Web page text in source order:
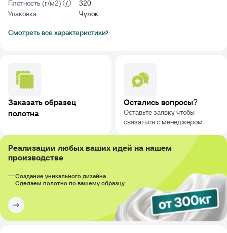
Плотность (г/м2)
320
Упаковка
Чулок
Смотреть все характеристики
Заказать образец
полотна
Остались вопросы?
Оставьте заявку чтобы
связаться с менеджером
Реализации любых ваших идей на нашем
производстве
Создание уникального дизайна
Сделаем полотно по вашему образцу